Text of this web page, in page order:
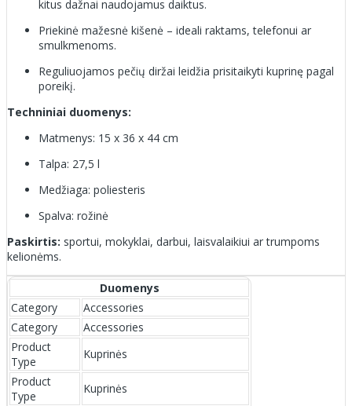
kitus dažnai naudojamus daiktus.
Priekinė mažesnė kišenė – ideali raktams, telefonui ar
smulkmenoms.
Reguliuojamos pečių diržai leidžia prisitaikyti kuprinę pagal
poreikį.
Techniniai duomenys:
Matmenys: 15 x 36 x 44 cm
Talpa: 27,5 l
Medžiaga: poliesteris
Spalva: rožinė
Paskirtis: sportui, mokyklai, darbui, laisvalaikiui ar trumpoms
kelionėms.
Duomenys
Category
Accessories
Category
Accessories
Product
Type
Kuprinės
Product
Type
Kuprinės